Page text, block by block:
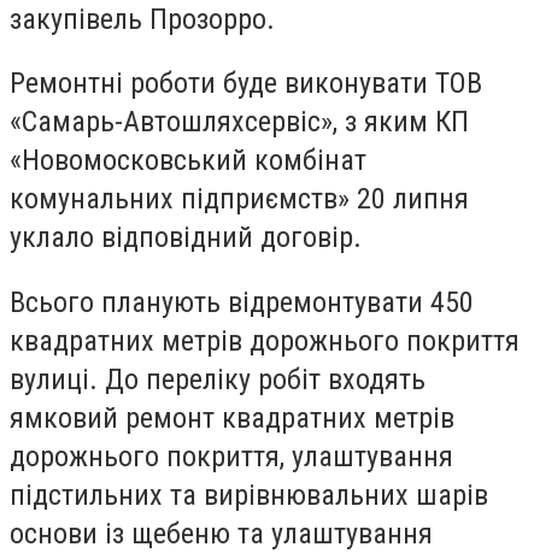
закупівель Прозорро.
Ремонтні роботи буде виконувати ТОВ
«Самарь-Автошляхсервіс», з яким КП
«Новомосковський комбінат
комунальних підприємств» 20 липня
уклало відповідний договір.
Всього планують відремонтувати 450
квадратних метрів дорожнього покриття
вулиці. До переліку робіт входять
ямковий ремонт квадратних метрів
дорожнього покриття, улаштування
підстильних та вирівнювальних шарів
основи із щебеню та улаштування